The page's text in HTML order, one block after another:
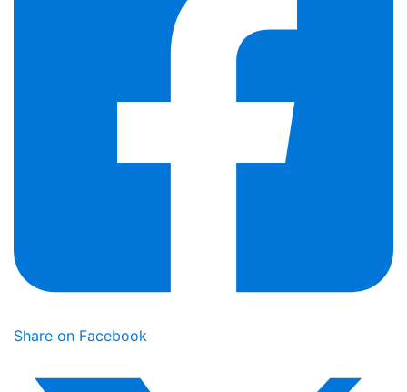
Share on Facebook